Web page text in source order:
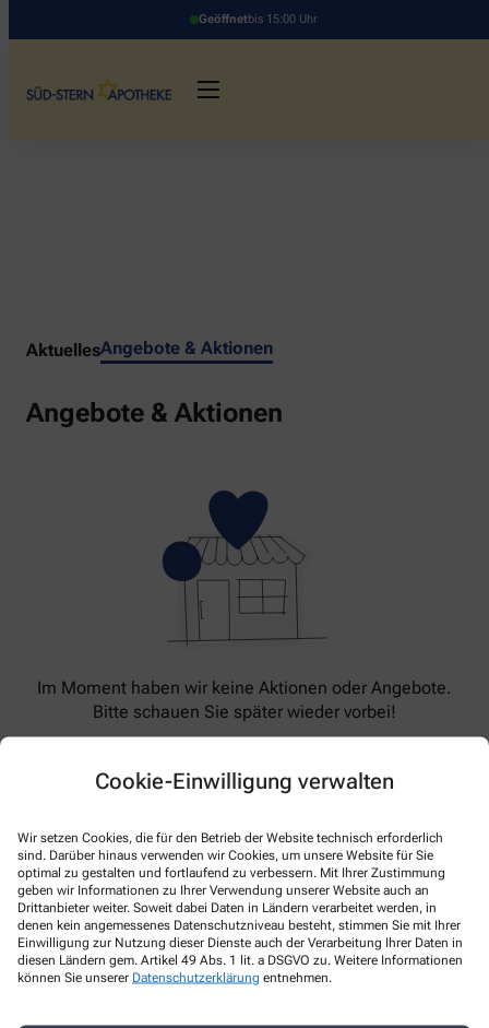
Cookie-Einwilligung verwalten
Wir setzen Cookies, die für den Betrieb der Website technisch erforderlich
sind. Darüber hinaus verwenden wir Cookies, um unsere Website für Sie
optimal zu gestalten und fortlaufend zu verbessern. Mit Ihrer Zustimmung
geben wir Informationen zu Ihrer Verwendung unserer Website auch an
Drittanbieter weiter. Soweit dabei Daten in Ländern verarbeitet werden, in
denen kein angemessenes Datenschutzniveau besteht, stimmen Sie mit Ihrer
Einwilligung zur Nutzung dieser Dienste auch der Verarbeitung Ihrer Daten in
diesen Ländern gem. Artikel 49 Abs. 1 lit. a DSGVO zu. Weitere Informationen
können Sie unserer Datenschutzerklärung entnehmen.
Geöffnetbis 15:00 Uhr
AktuellesAngebote & Aktionen
Angebote & Aktionen
Im Moment haben wir keine Aktionen oder Angebote.
Bitte schauen Sie später wieder vorbei!
Kontakt